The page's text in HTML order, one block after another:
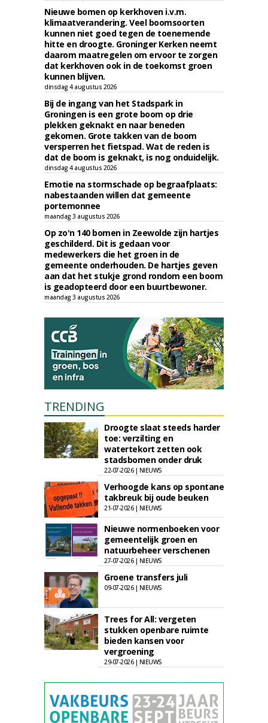
Nieuwe bomen op kerkhoven i.v.m.
klimaatverandering. Veel boomsoorten
kunnen niet goed tegen de toenemende
hitte en droogte. Groninger Kerken neemt
daarom maatregelen om ervoor te zorgen
dat kerkhoven ook in de toekomst groen
kunnen blijven.
dinsdag 4 augustus 2026
Bij de ingang van het Stadspark in
Groningen is een grote boom op drie
plekken geknakt en naar beneden
gekomen. Grote takken van de boom
versperren het fietspad. Wat de reden is
dat de boom is geknakt, is nog onduidelijk.
dinsdag 4 augustus 2026
Emotie na stormschade op begraafplaats:
nabestaanden willen dat gemeente
portemonnee
maandag 3 augustus 2026
Op zo'n 140 bomen in Zeewolde zijn hartjes
geschilderd. Dit is gedaan voor
medewerkers die het groen in de
gemeente onderhouden. De hartjes geven
aan dat het stukje grond rondom een boom
is geadopteerd door een buurtbewoner.
maandag 3 augustus 2026
TRENDING
Droogte slaat steeds harder
toe: verzilting en
watertekort zetten ook
stadsbomen onder druk
22-07-2026 | NIEUWS
Verhoogde kans op spontane
takbreuk bij oude beuken
21-07-2026 | NIEUWS
Nieuwe normenboeken voor
gemeentelijk groen en
natuurbeheer verschenen
27-07-2026 | NIEUWS
Groene transfers juli
09-07-2026 | NIEUWS
Trees for All: vergeten
stukken openbare ruimte
bieden kansen voor
vergroening
29-07-2026 | NIEUWS